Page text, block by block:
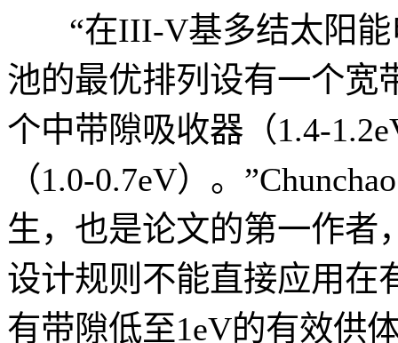
“在III-V基多结太阳
池的最优排列设有一个宽
个中带隙吸收器（1.4-
（1.0-0.7eV）。
生，也是论文的第一作者
设计规则不能直接应用在
有带隙低至1eV的有效供